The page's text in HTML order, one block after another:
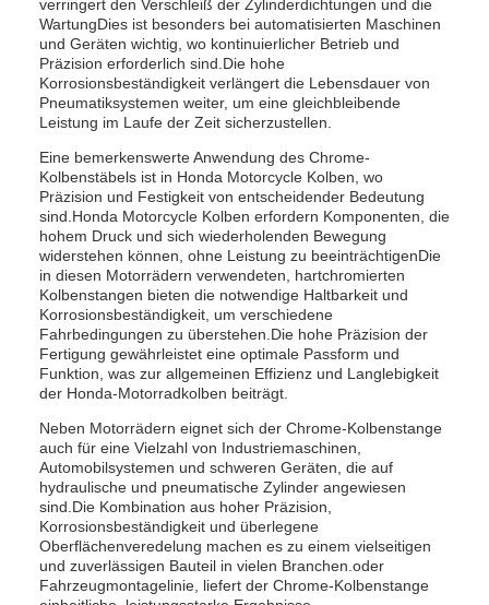
verringert den Verschleiß der Zylinderdichtungen und die
WartungDies ist besonders bei automatisierten Maschinen
und Geräten wichtig, wo kontinuierlicher Betrieb und
Präzision erforderlich sind.Die hohe
Korrosionsbeständigkeit verlängert die Lebensdauer von
Pneumatiksystemen weiter, um eine gleichbleibende
Leistung im Laufe der Zeit sicherzustellen.
Eine bemerkenswerte Anwendung des Chrome-
Kolbenstäbels ist in Honda Motorcycle Kolben, wo
Präzision und Festigkeit von entscheidender Bedeutung
sind.Honda Motorcycle Kolben erfordern Komponenten, die
hohem Druck und sich wiederholenden Bewegung
widerstehen können, ohne Leistung zu beeinträchtigenDie
in diesen Motorrädern verwendeten, hartchromierten
Kolbenstangen bieten die notwendige Haltbarkeit und
Korrosionsbeständigkeit, um verschiedene
Fahrbedingungen zu überstehen.Die hohe Präzision der
Fertigung gewährleistet eine optimale Passform und
Funktion, was zur allgemeinen Effizienz und Langlebigkeit
der Honda-Motorradkolben beiträgt.
Neben Motorrädern eignet sich der Chrome-Kolbenstange
auch für eine Vielzahl von Industriemaschinen,
Automobilsystemen und schweren Geräten, die auf
hydraulische und pneumatische Zylinder angewiesen
sind.Die Kombination aus hoher Präzision,
Korrosionsbeständigkeit und überlegene
Oberflächenveredelung machen es zu einem vielseitigen
und zuverlässigen Bauteil in vielen Branchen.oder
Fahrzeugmontagelinie, liefert der Chrome-Kolbenstange